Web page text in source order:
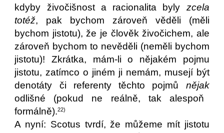
kdyby živočišnost a racionalita byly zcela
totéž, pak bychom zároveň věděli (měli
bychom jistotu), že je člověk živočichem, ale
zároveň bychom to nevěděli (neměli bychom
jistotu)! Zkrátka, mám-li o nějakém pojmu
jistotu, zatímco o jiném ji nemám, musejí být
denotáty či referenty těchto pojmů nějak
odlišné (pokud ne reálně, tak alespoň
formálně).22)
A nyní: Scotus tvrdí, že můžeme mít jistotu